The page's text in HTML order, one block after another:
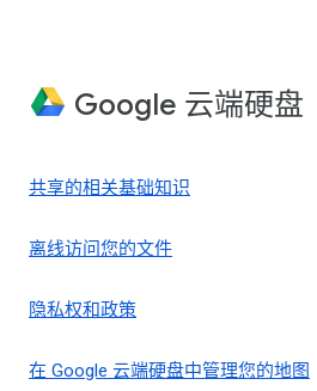
Google 云端硬盘
共享的相关基础知识
离线访问您的文件
隐私权和政策
在 Google 云端硬盘中管理您的地图